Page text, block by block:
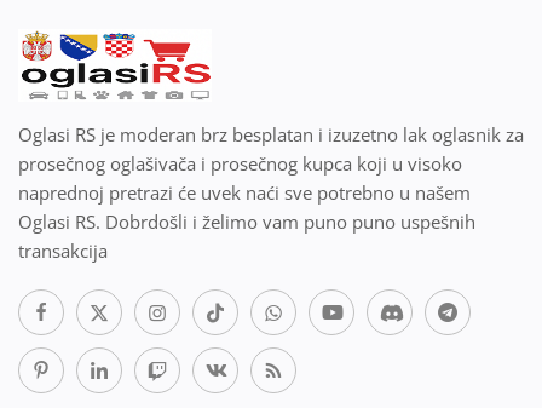
Oglasi RS je moderan brz besplatan i izuzetno lak oglasnik za
prosečnog oglašivača i prosečnog kupca koji u visoko
naprednoj pretrazi će uvek naći sve potrebno u našem
Oglasi RS. Dobrdošli i želimo vam puno puno uspešnih
transakcija